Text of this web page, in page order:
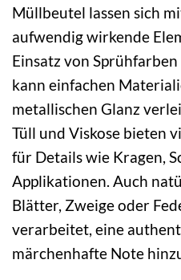
Müllbeutel lassen sich
aufwendig wirkende
Einsatz von
kann einfachen
metallischen Glanz
Tüll und Viskose bieten
für Details wie Kragen,
Applikationen. Auch
Blätter, Zweige oder
verarbeitet, eine
märchenhafte Note